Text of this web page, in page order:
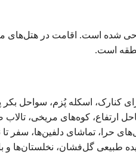
شده است. اقامت در هتل‌های
است.
کنارک، اسکله پُزم، سواحل بکر
کوه‌های مریخی، تالاب
حرا، تماشای دلفین‌ها، سفر
طبیعی گل‌فشان، نخلستان‌ها و